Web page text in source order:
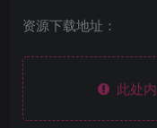
资源下载地址：
此处内